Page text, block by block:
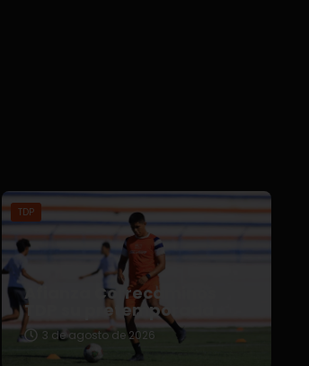
TDP
Afianza Correcaminos
TDP su pretemporada
3 de agosto de 2026